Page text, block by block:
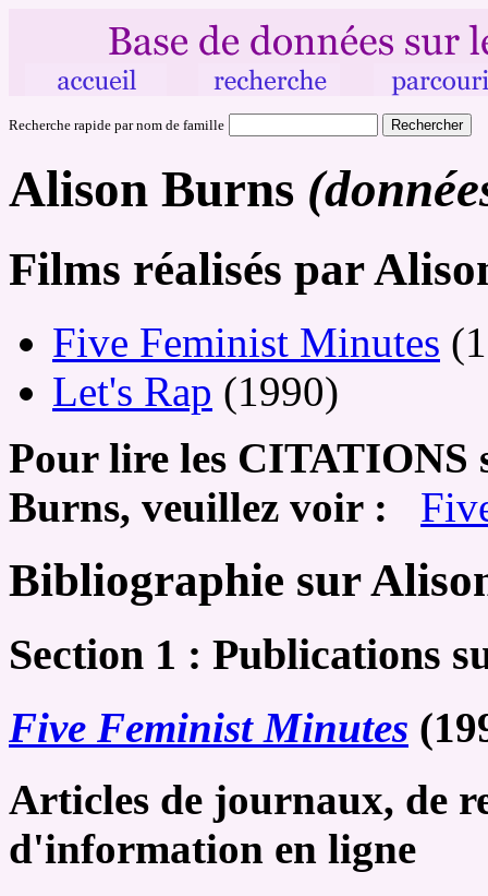
Recherche rapide par nom de famille
Alison Burns
Films réalisés par
Five Feminist Minutes
Let's Rap (1990)
Pour lire les CITATIONS
Burns, veuillez voir :
Bibliographie sur
Section 1 : Publications
Five Feminist Minutes
Articles de journaux, de
d'information en ligne